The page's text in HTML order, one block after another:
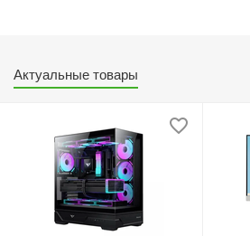
Актуальные товары